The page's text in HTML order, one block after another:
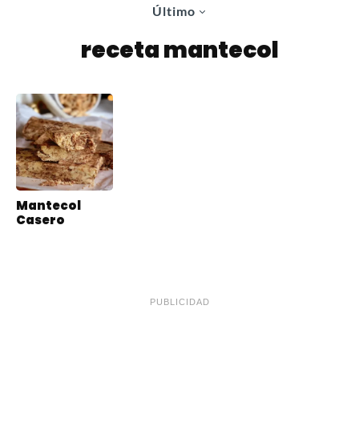
Último
receta mantecol
Mantecol
Casero
PUBLICIDAD